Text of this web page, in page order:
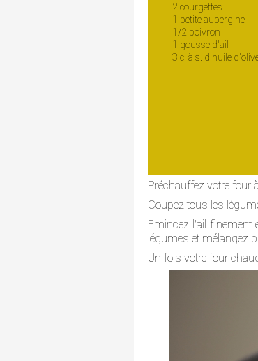
2 courgettes
1 petite aubergine
1/2 poivron
1 gousse d'ail
3 c. à s. d'huile
Préchauffez votre four
Coupez tous les
Emincez l'ail finement
légumes et mélangez
Un fois votre four